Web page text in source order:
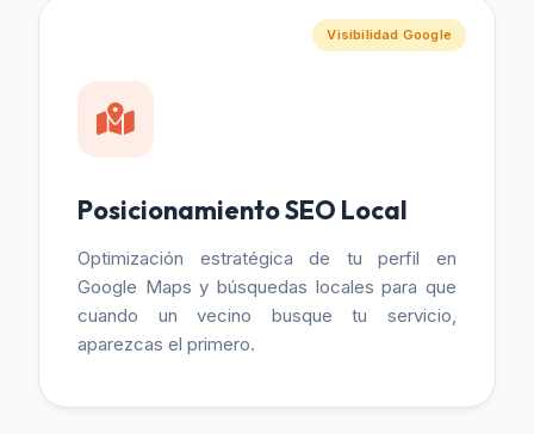
Visibilidad Google
Posicionamiento SEO Local
Optimización estratégica de tu perfil en
Google Maps y búsquedas locales para que
cuando un vecino busque tu servicio,
aparezcas el primero.